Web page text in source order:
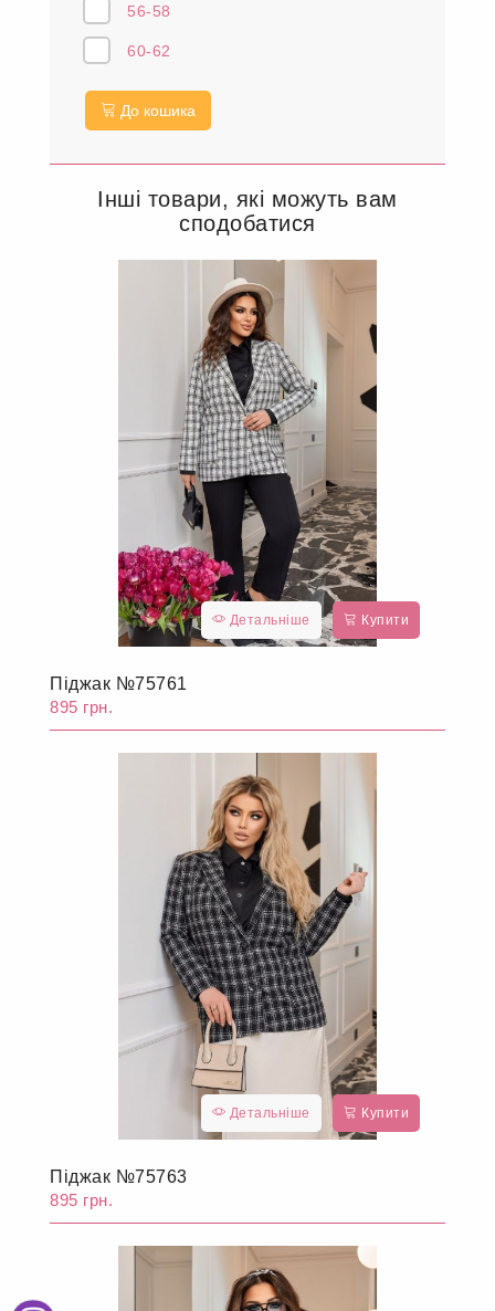
56-58
60-62
До кошика
Інші товари, які можуть вам
сподобатися
Детальніше Купити
Піджак №75761
895 грн.
Детальніше Купити
Піджак №75763
895 грн.